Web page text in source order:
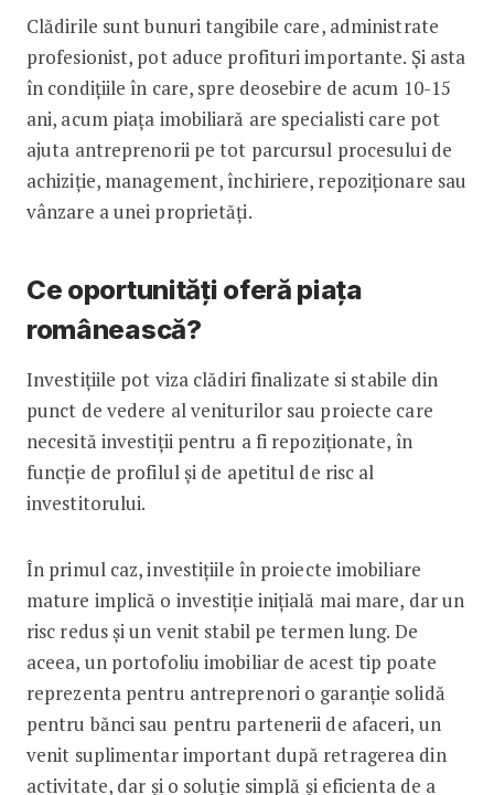
Clădirile sunt bunuri tangibile care, administrate
profesionist, pot aduce profituri importante. Și asta
în condițiile în care, spre deosebire de acum 10-15
ani, acum piața imobiliară are specialisti care pot
ajuta antreprenorii pe tot parcursul procesului de
achiziție, management, închiriere, repoziționare sau
vânzare a unei proprietăți.
Ce oportunități oferă piața
românească?
Investițiile pot viza clădiri finalizate si stabile din
punct de vedere al veniturilor sau proiecte care
necesită investiții pentru a fi repoziționate, în
funcție de profilul și de apetitul de risc al
investitorului.
În primul caz, investițiile în proiecte imobiliare
mature implică o investiție inițială mai mare, dar un
risc redus și un venit stabil pe termen lung. De
aceea, un portofoliu imobiliar de acest tip poate
reprezenta pentru antreprenori o garanție solidă
pentru bănci sau pentru partenerii de afaceri, un
venit suplimentar important după retragerea din
activitate, dar și o soluție simplă și eficienta de a